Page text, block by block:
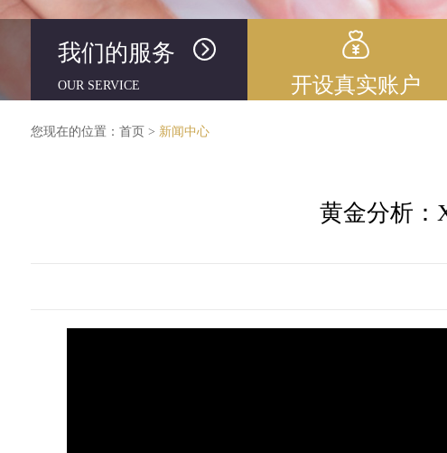
我们的服务
OUR SERVICE 开设真实账户
您现在的位置： 首页 > 新闻中心
黄金分析：